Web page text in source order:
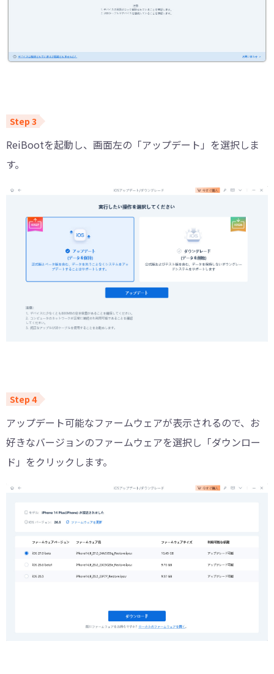
ReiBootを起動し、画面左の「アップデート」を選択しま
す。
アップデート可能なファームウェアが表示されるので、お
好きなバージョンのファームウェアを選択し「ダウンロー
ド」をクリックします。